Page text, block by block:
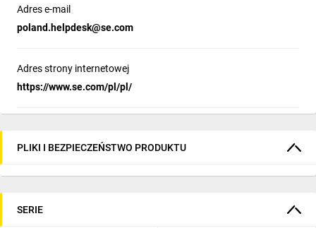
Adres e-mail
poland.helpdesk@se.com
Adres strony internetowej
https://www.se.com/pl/pl/
PLIKI I BEZPIECZEŃSTWO PRODUKTU
SERIE